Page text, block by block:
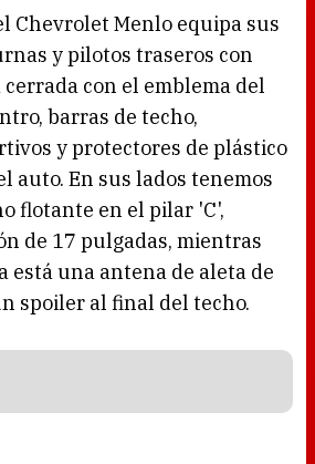
Chevrolet Menlo equipa sus
y pilotos traseros con
con el emblema del
barras de techo,
y protectores de plástico
auto. En sus lados tenemos
flotante en el pilar 'C',
de 17 pulgadas, mientras
está una antena de aleta de
spoiler al final del techo.